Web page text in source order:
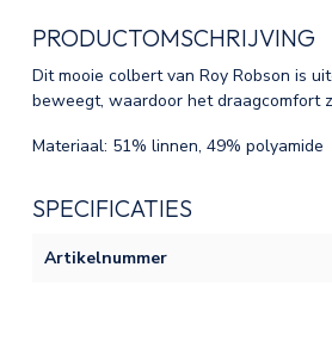
PRODUCTOMSCHRIJVING
Dit mooie colbert van Roy Robson is
beweegt, waardoor het draagcomfort
Materiaal: 51% linnen, 49% polyamide
SPECIFICATIES
Artikelnummer